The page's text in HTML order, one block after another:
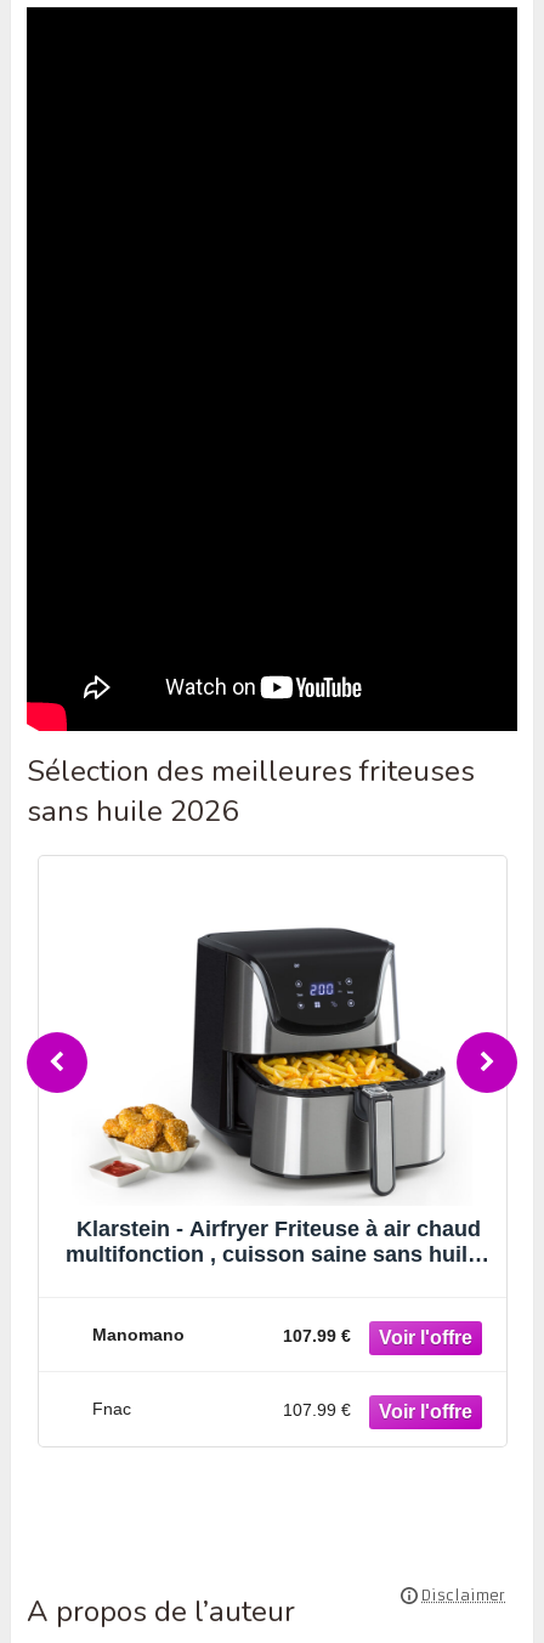
Sélection des meilleures friteuses
sans huile 2026
Klarstein - Airfryer Friteuse à air chaud
multifonction , cuisson saine sans huile ,
Manomano 107.99 €
Fnac 107.99 €
A propos de l’auteur